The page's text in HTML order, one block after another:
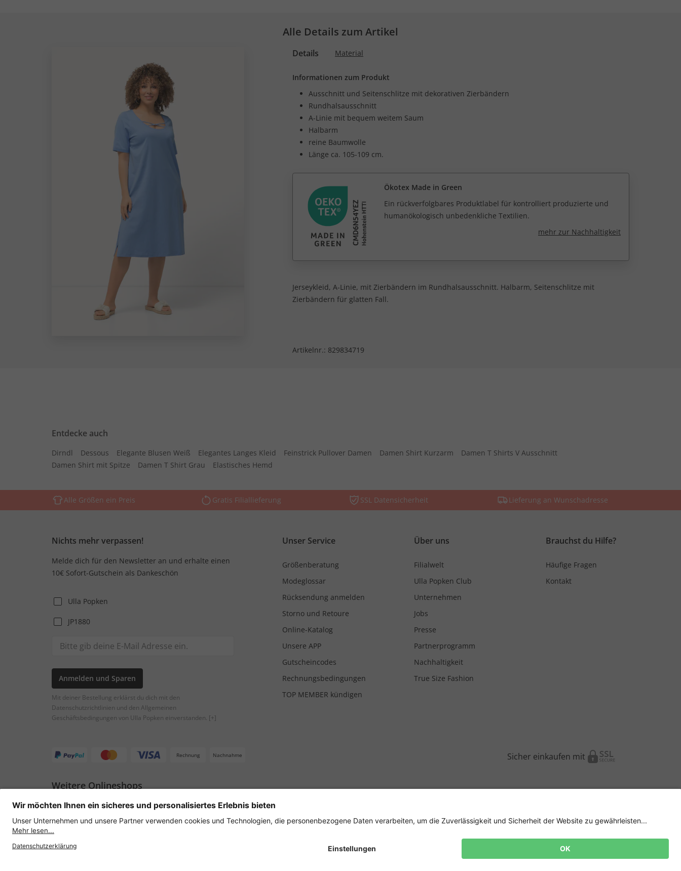
Alle Details zum Artikel
Details Material
Informationen zum Produkt
Ausschnitt und Seitenschlitze mit dekorativen Zierbändern
Rundhalsausschnitt
A-Linie mit bequem weitem Saum
Halbarm
reine Baumwolle
Länge ca. 105-109 cm.
Ökotex Made in Green
Ein rückverfolgbares Produktlabel für kontrolliert produzierte und
humanökologisch unbedenkliche Textilien.
mehr zur Nachhaltigkeit
Jerseykleid, A-Linie, mit Zierbändern im Rundhalsausschnitt. Halbarm, Seitenschlitze mit
Zierbändern für glatten Fall.
Artikelnr.: 829834719
Entdecke auch
Dirndl Dessous Elegante Blusen Weiß Elegantes Langes Kleid Feinstrick Pullover Damen Damen Shirt Kurzarm
Damen T Shirts V Ausschnitt
Damen Shirt mit Spitze
Damen T Shirt Grau Elastisches Hemd
Alle Größen ein Preis Gratis Filiallieferung SSL Datensicherheit Lieferung an Wunschadresse
Nichts mehr verpassen!
Melde dich für den Newsletter an und erhalte einen
10€ Sofort-Gutschein als Dankeschön
Ulla Popken
JP1880
Anmelden und Sparen
Mit deiner Bestellung erklärst du dich mit den
Datenschutzrichtlinien und den Allgemeinen
Geschäftsbedingungen von Ulla Popken einverstanden. [+]
Unser Service
Größenberatung
Modeglossar
Rücksendung anmelden
Storno und Retoure
Online-Katalog
Unsere APP
Gutscheincodes
Rechnungsbedingungen
TOP MEMBER kündigen
Über uns
Filialwelt
Ulla Popken Club
Unternehmen
Jobs
Presse
Partnerprogramm
Nachhaltigkeit
True Size Fashion
Brauchst du Hilfe?
Häufige Fragen
Kontakt
Rechnung Nachnahme Sicher einkaufen mit
Weitere Onlineshops
Österreich